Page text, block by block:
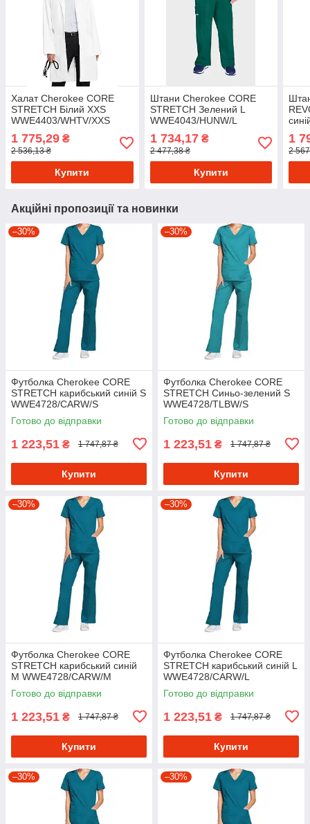
Халат Cherokee CORE
STRETCH Білий XXS
WWE4403/WHTV/XXS
1 775,29 ₴
2 536,13 ₴
Купити
Штани Cherokee CORE
STRETCH Зелений L
WWE4043/HUNW/L
1 734,17₴
2 477,38 ₴
Купити
1
2
Акційні пропозиції та новинки
–30%
Футболка Cherokee CORE
STRETCH карибський синій S
WWE4728/CARW/S
Готово до відправки
1 223,51 ₴ 1 747,87 ₴
Купити
–30%
Футболка Cherokee CORE
STRETCH Синьо-зелений S
WWE4728/TLBW/S
Готово до відправки
1 223,51 ₴ 1 747,87 ₴
Купити
–30%
Футболка Cherokee CORE
STRETCH карибський синій
M WWE4728/CARW/M
Готово до відправки
1 223,51 ₴ 1 747,87 ₴
Купити
–30%
Футболка Cherokee CORE
STRETCH карибський синій L
WWE4728/CARW/L
Готово до відправки
1 223,51 ₴ 1 747,87 ₴
Купити
–30% –30%